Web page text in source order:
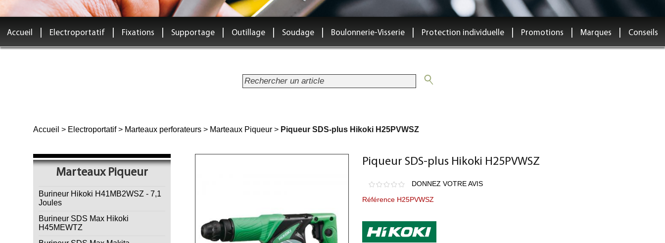
Accueil Electroportatif Fixations Supportage Outillage Soudage Boulonnerie-Visserie Protection individuelle Promotions Marques Conseils
Accueil > Electroportatif> Marteaux perforateurs > Marteaux Piqueur > Piqueur SDS-plus Hikoki H25PVWSZ
Marteaux Piqueur
Burineur Hikoki H41MB2WSZ - 7,1
Joules
Burineur SDS Max Hikoki
H45MEWTZ
Piqueur SDS-plus Hikoki H25PVWSZ
DONNEZ VOTRE AVIS
Référence H25PVWSZ